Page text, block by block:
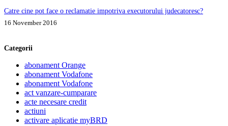
Catre cine pot face o reclamatie impotriva executorului judecatoresc?
16 November 2016
Categorii
abonament Orange
abonament Vodafone
abonament Vodafone
act vanzare-cumparare
acte necesare credit
actiuni
activare aplicatie myBRD